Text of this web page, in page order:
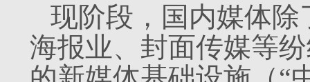
现阶段，国内媒体
海报业、封面传媒等